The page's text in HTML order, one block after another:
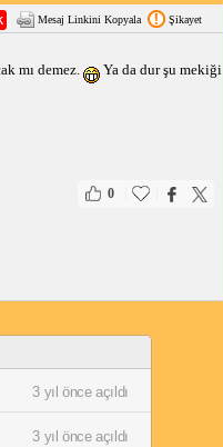
Mesaj Linkini Kopyala Şikayet
mı demez.
Ya da dur şu mekiği
0
3 yıl önce açıldı
3 yıl önce açıldı